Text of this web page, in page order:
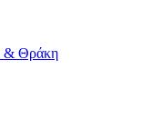
& Θράκη